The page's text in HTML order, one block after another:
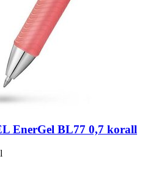
EnerGel BL77 0,7 korall